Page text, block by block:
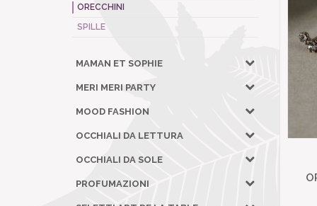
ORECCHINI
SPILLE
MAMAN ET SOPHIE
MERI MERI PARTY
MOOD FASHION
OCCHIALI DA LETTURA
OCCHIALI DA SOLE
PROFUMAZIONI